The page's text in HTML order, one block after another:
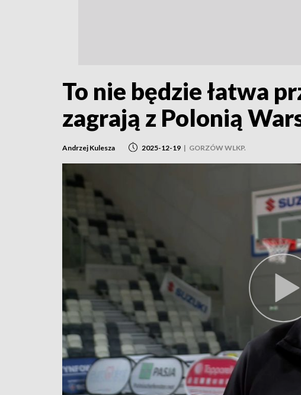
To nie będzie łatwa
zagrają z Polonią
Andrzej Kulesza 2025-12-19 | GORZÓW WLKP.